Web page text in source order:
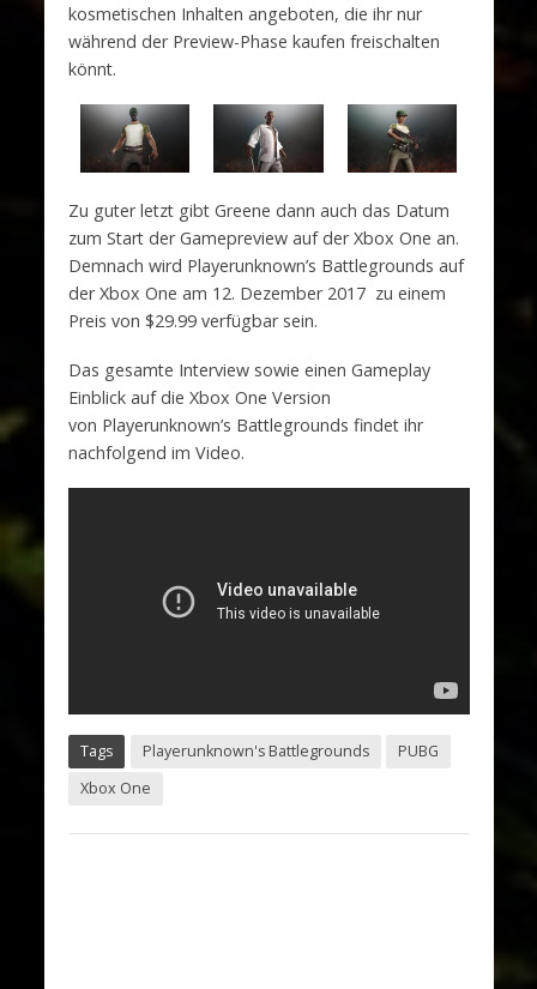
kosmetischen Inhalten angeboten, die ihr nur
während der Preview-Phase kaufen freischalten
könnt.
Zu guter letzt gibt Greene dann auch das Datum
zum Start der Gamepreview auf der Xbox One an.
Demnach wird Playerunknown’s Battlegrounds auf
der Xbox One am 12. Dezember 2017 zu einem
Preis von $29.99 verfügbar sein.
Das gesamte Interview sowie einen Gameplay
Einblick auf die Xbox One Version
von Playerunknown’s Battlegrounds findet ihr
nachfolgend im Video.
Tags Playerunknown's Battlegrounds
PUBG
Xbox One